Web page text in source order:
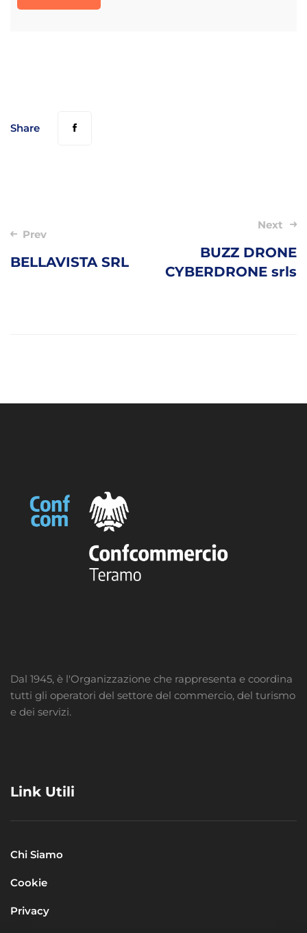
Share
Post
Prev
BELLAVISTA SRL
Next
BUZZ DRONE
CYBERDRONE srls
Dal 1945, è l'Organizzazione che rappresenta e coordina
tutti gli operatori del settore del commercio, del turismo
e dei servizi.
Link Utili
Chi Siamo
Cookie
Privacy